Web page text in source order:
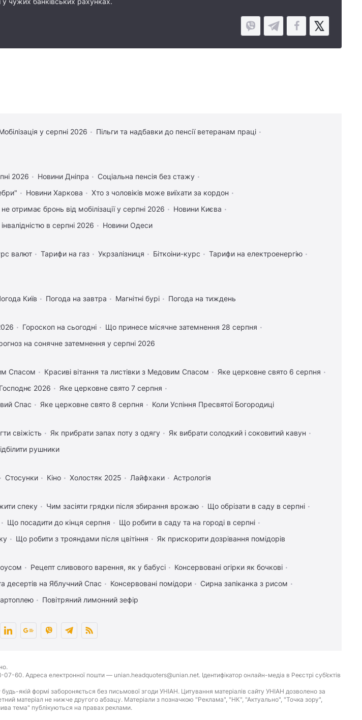
у серпні 2026
Пільги та надбавки до пенсії ветеранам праці
2026 Новини Дніпра
Соціальна пенсія без стажу
Новини Харкова
Хто з чоловіків може виїхати за кордон
отримає бронь від мобілізації у серпні 2026
Новини Києва
інвалідністю в серпні 2026 Новини Одеси
валют Тарифи на газ Укрзалізниця Біткоіни-курс
Тарифи на електроенергію
Київ Погода на завтра Магнітні бурі Погода на тиждень
Гороскоп на сьогодні
Що принесе місячне затемнення 28 серпня
на сонячне затемнення у серпні 2026
Спасом Красиві вітання та листівки з Медовим Спасом
Яке церковне свято 6 серпня
2026
Яке церковне свято 7 серпня
Спас
Яке церковне свято 8 серпня Коли Успіння Пресвятої Богородиці
свіжість Як прибрати запах поту з одягу
Як вибрати солодкий і соковитий кавун
рушники
Стосунки Кіно Холостяк 2025 Лайфхаки Астрологія
спеку Чим засіяти грядки після збирання врожаю
Що обрізати в саду в серпні
Що посадити до кінця серпня
Що робити в саду та на городі в серпні
Що робити з трояндами після цвітіння Як прискорити дозрівання помідорів
Рецепт сливового варення, як у бабусі
Консервовані огірки як бочкові
десертів на Яблучний Спас Консервовані помідори
Сирна запіканка з рисом
Повітряний лимонний зефір
Адреса електронної пошти — unian.headquoters@unian.net. Ідентифікатор онлайн-медіа в Реєстрі суб’єктів
якій формі забороняється без письмової згоди УНІАН. Цитування матеріалів сайту УНІАН дозволено за
матеріал не нижче другого абзацу. Матеріали з позначкою "Реклама", "НК", "Актуально", "Точка зору",
тема" публікуються на правах реклами.